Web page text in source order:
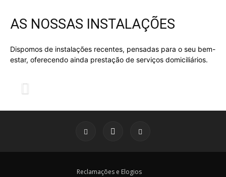
AS NOSSAS INSTALAÇÕES
Dispomos de instalações recentes, pensadas para o seu bem-
estar, oferecendo ainda prestação de serviços domiciliários.
Reclamações e Elogios